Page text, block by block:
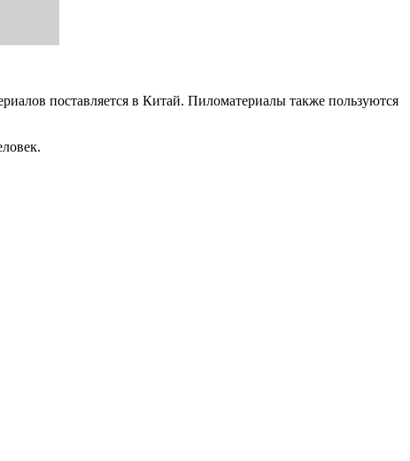
поставляется в Китай. Пиломатериалы также пользуются